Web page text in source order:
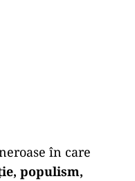
în care
populism,